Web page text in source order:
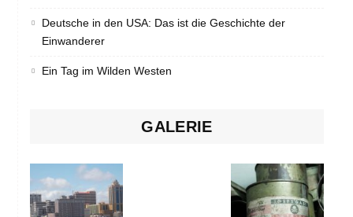
Deutsche in den USA: Das ist die Geschichte der
Einwanderer
Ein Tag im Wilden Westen
GALERIE